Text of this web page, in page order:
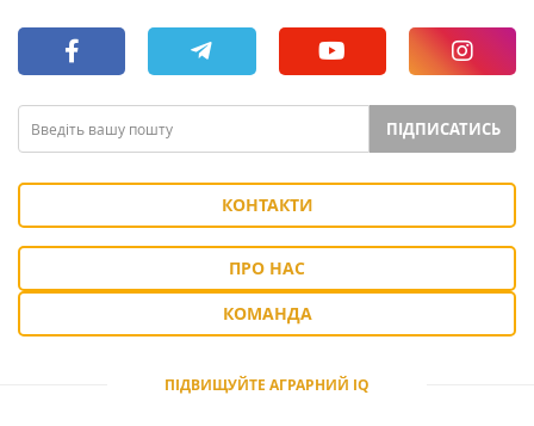
ПІДПИСАТИСЬ
КОНТАКТИ
ПРО НАС
КОМАНДА
ПІДВИЩУЙТЕ АГРАРНИЙ IQ